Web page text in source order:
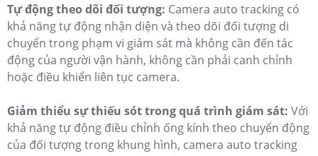
Tự động theo dõi đối tượng: Camera auto tracking có
khả năng tự động nhận diện và theo dõi đối tượng di
chuyển trong phạm vi giám sát mà không cần đến tác
động của người vận hành, không cần phải canh chỉnh
hoặc điều khiển liên tục camera.
Giảm thiểu sự thiếu sót trong quá trình giám sát: Với
khả năng tự động điều chỉnh ống kính theo chuyển động
của đối tượng trong khung hình, camera auto tracking